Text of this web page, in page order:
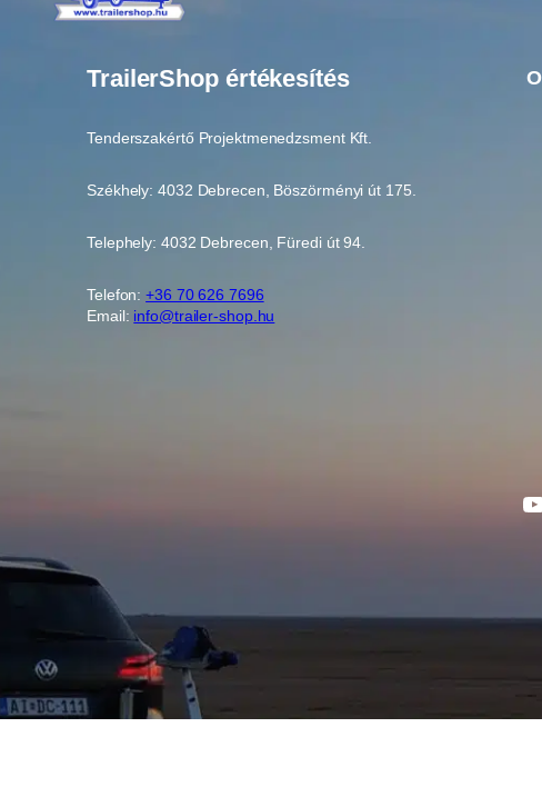
TrailerShop értékesítés
Tenderszakértő Projektmenedzsment Kft.
Székhely: 4032 Debrecen, Böszörményi út 175.
Telephely: 4032 Debrecen, Füredi út 94.
Telefon:+36 70 626 7696
Email: info@trailer-shop.hu